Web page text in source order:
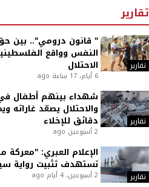
تقارير
تقارير
" قانون درومي".. بين
النفس وواقع
الاحتلال
6 أيام، 17 ساعة ago
تقارير
شهداء بينهم أطفال
والاحتلال يصعّد غاراته
دقائق للإخلاء
2 أسبوعين ago
تقارير
الإعلام العبري:
تستهدف تثبيت رواية
2 أسبوعين، 4 أيام ago